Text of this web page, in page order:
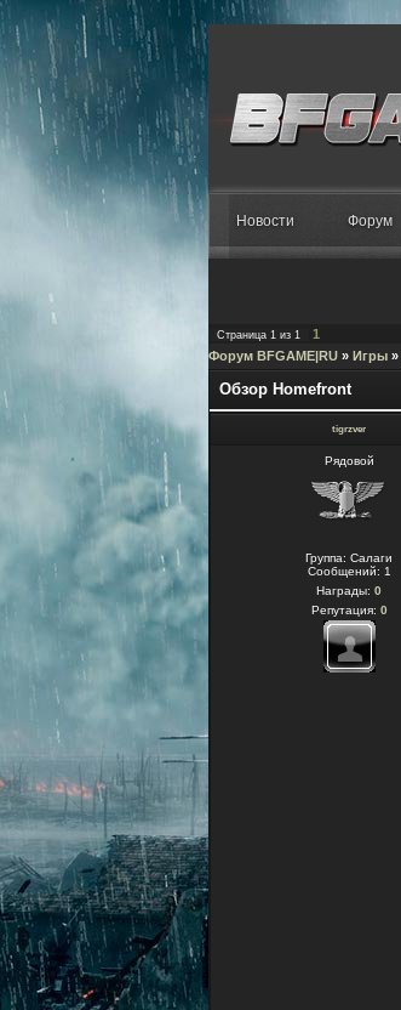
Новости Форум
Страница 1 из 1
1
Форум BFGAME|RU » Игры »
Обзор Homefront
tigrzver
Рядовой
Группа: Салаги
Сообщений: 1
Награды: 0
Репутация: 0